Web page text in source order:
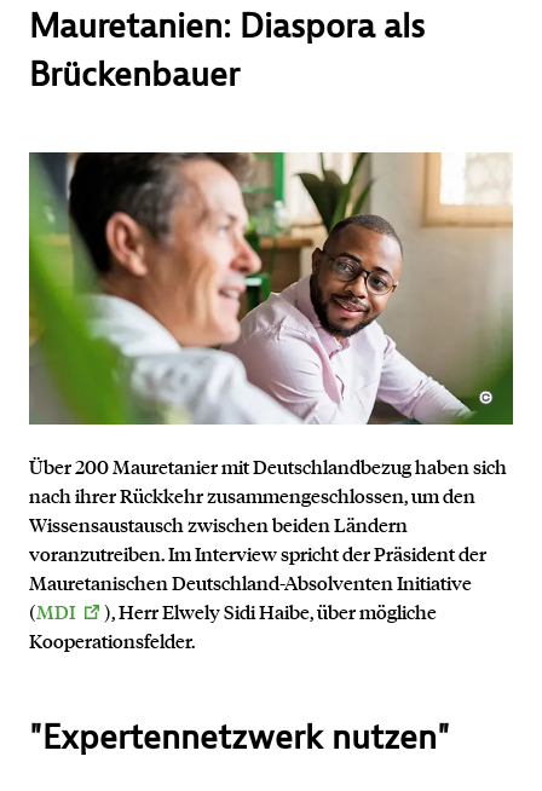
Mauretanien: Diaspora als
Brückenbauer
Über 200 Mauretanier mit Deutschlandbezug haben sich
nach ihrer Rückkehr zusammengeschlossen, um den
Wissensaustausch zwischen beiden Ländern
voranzutreiben. Im Interview spricht der Präsident der
Mauretanischen Deutschland-Absolventen Initiative
(MDI
), Herr Elwely Sidi Haibe, über mögliche
Kooperationsfelder.
"Expertennetzwerk nutzen"